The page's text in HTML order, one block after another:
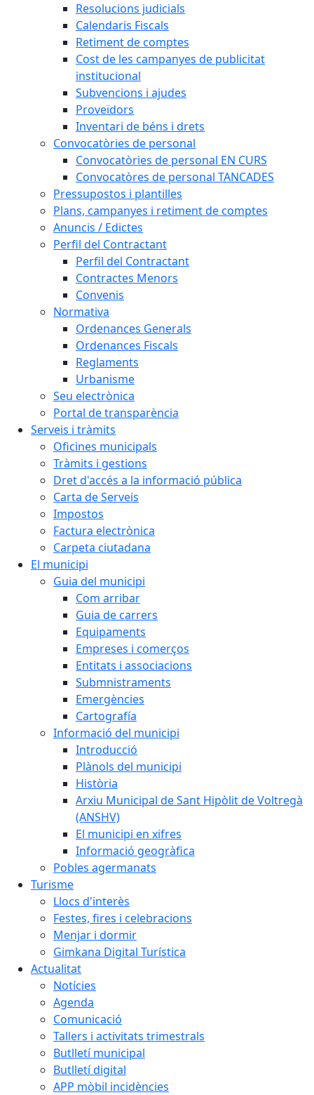
Resolucions judicials
Calendaris Fiscals
Retiment de comptes
Cost de les campanyes de publicitat
institucional
Subvencions i ajudes
Proveïdors
Inventari de béns i drets
Convocatòries de personal
Convocatòries de personal EN CURS
Convocatòres de personal TANCADES
Pressupostos i plantilles
Plans, campanyes i retiment de comptes
Anuncis / Edictes
Perfil del Contractant
Perfil del Contractant
Contractes Menors
Convenis
Normativa
Ordenances Generals
Ordenances Fiscals
Reglaments
Urbanisme
Seu electrònica
Portal de transparència
Serveis i tràmits
Oficines municipals
Tràmits i gestions
Dret d'accés a la informació pública
Carta de Serveis
Impostos
Factura electrònica
Carpeta ciutadana
El municipi
Guia del municipi
Com arribar
Guia de carrers
Equipaments
Empreses i comerços
Entitats i associacions
Submnistraments
Emergències
Cartografía
Informació del municipi
Introducció
Plànols del municipi
Història
Arxiu Municipal de Sant Hipòlit de Voltregà
(ANSHV)
El municipi en xifres
Informació geogràfica
Pobles agermanats
Turisme
Llocs d'interès
Festes, fires i celebracions
Menjar i dormir
Gimkana Digital Turística
Actualitat
Notícies
Agenda
Comunicació
Tallers i activitats trimestrals
Butlletí municipal
Butlletí digital
APP mòbil incidències